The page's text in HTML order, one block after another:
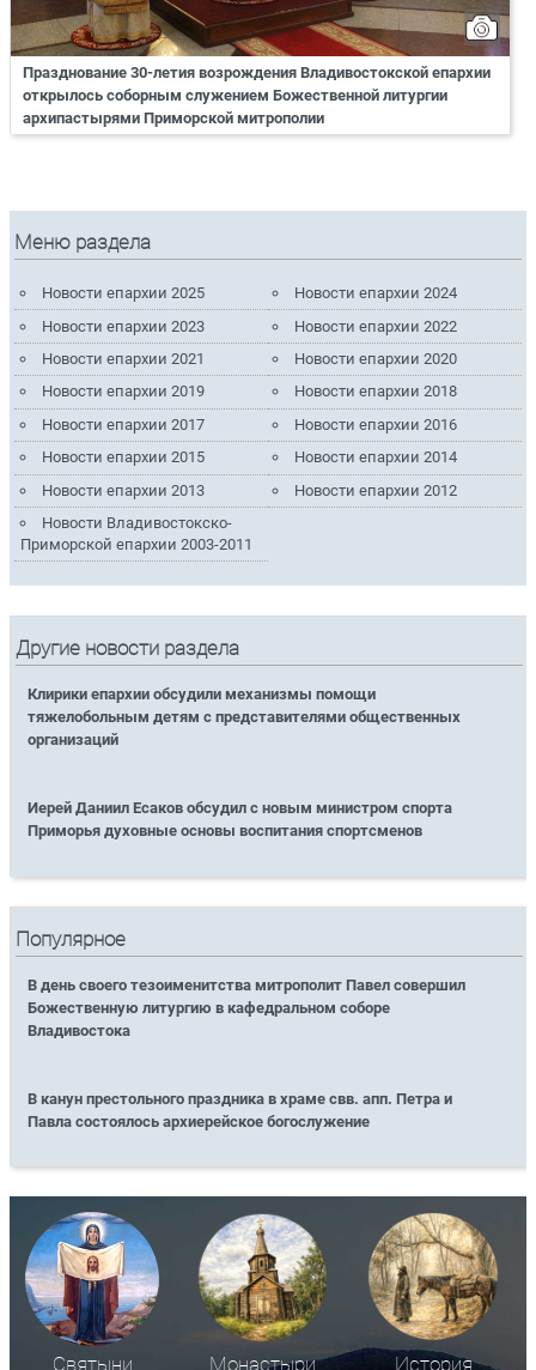
Празднование 30-летия возрождения Владивостокской епархии
открылось соборным служением Божественной литургии
архипастырями Приморской митрополии
Меню раздела
Новости епархии 2025
Новости епархии 2024
Новости епархии 2023
Новости епархии 2022
Новости епархии 2021
Новости епархии 2020
Новости епархии 2019
Новости епархии 2018
Новости епархии 2017
Новости епархии 2016
Новости епархии 2015
Новости епархии 2014
Новости епархии 2013
Новости епархии 2012
Новости Владивостокско-
Приморской епархии 2003-2011
Другие новости раздела
Клирики епархии обсудили механизмы помощи
тяжелобольным детям с представителями общественных
организаций
Иерей Даниил Есаков обсудил с новым министром спорта
Приморья духовные основы воспитания спортсменов
Популярное
В день своего тезоименитства митрополит Павел совершил
Божественную литургию в кафедральном соборе
Владивостока
В канун престольного праздника в храме свв. апп. Петра и
Павла состоялось архиерейское богослужение
Святыни Монастыри История